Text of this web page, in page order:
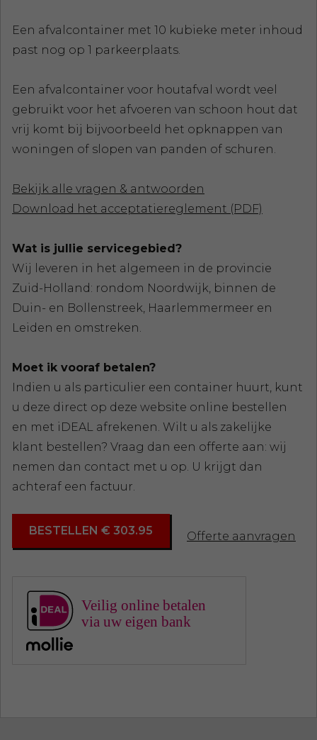
Een afvalcontainer met 10 kubieke meter inhoud
past nog op 1 parkeerplaats.
Een afvalcontainer voor houtafval wordt veel
gebruikt voor het afvoeren van schoon hout dat
vrij komt bij bijvoorbeeld het opknappen van
woningen of slopen van panden of schuren.
Bekijk alle vragen & antwoorden
Download het acceptatiereglement (PDF)
Wat is jullie servicegebied?
Wij leveren in het algemeen in de provincie
Zuid-Holland: rondom Noordwijk, binnen de
Duin- en Bollenstreek, Haarlemmermeer en
Leiden en omstreken.
Moet ik vooraf betalen?
Indien u als particulier een container huurt, kunt
u deze direct op deze website online bestellen
en met iDEAL afrekenen. Wilt u als zakelijke
klant bestellen? Vraag dan een offerte aan: wij
nemen dan contact met u op. U krijgt dan
achteraf een factuur.
BESTELLEN € 303.95 Offerte aanvragen
Veilig online betalen
via uw eigen bank